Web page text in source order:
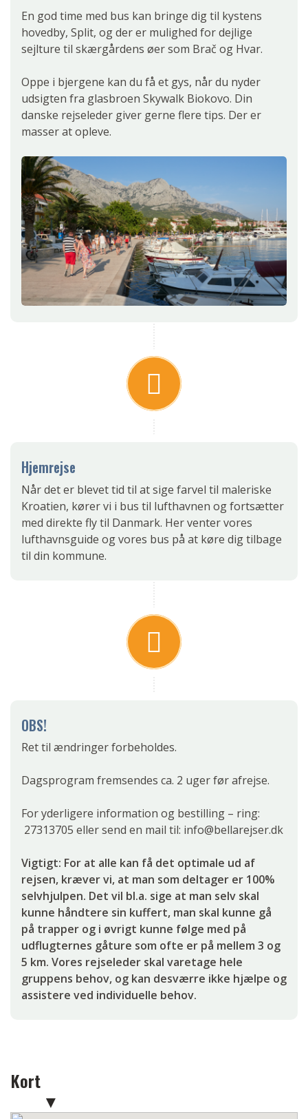
En god time med bus kan bringe dig til kystens
hovedby, Split, og der er mulighed for dejlige
sejlture til skærgårdens øer som Brač og Hvar.
Oppe i bjergene kan du få et gys, når du nyder
udsigten fra glasbroen Skywalk Biokovo. Din
danske rejseleder giver gerne flere tips. Der er
masser at opleve.
Hjemrejse
Når det er blevet tid til at sige farvel til maleriske
Kroatien, kører vi i bus til lufthavnen og fortsætter
med direkte fly til Danmark. Her venter vores
lufthavnsguide og vores bus på at køre dig tilbage
til din kommune.
OBS!
Ret til ændringer forbeholdes.
Dagsprogram fremsendes ca. 2 uger før afrejse.
For yderligere information og bestilling – ring:
27313705 eller send en mail til: info@bellarejser.dk
Vigtigt: For at alle kan få det optimale ud af
rejsen, kræver vi, at man som deltager er 100%
selvhjulpen. Det vil bl.a. sige at man selv skal
kunne håndtere sin kuffert, man skal kunne gå
på trapper og i øvrigt kunne følge med på
udflugternes gåture som ofte er på mellem 3 og
5 km. Vores rejseleder skal varetage hele
gruppens behov, og kan desværre ikke hjælpe og
assistere ved individuelle behov.
Kort